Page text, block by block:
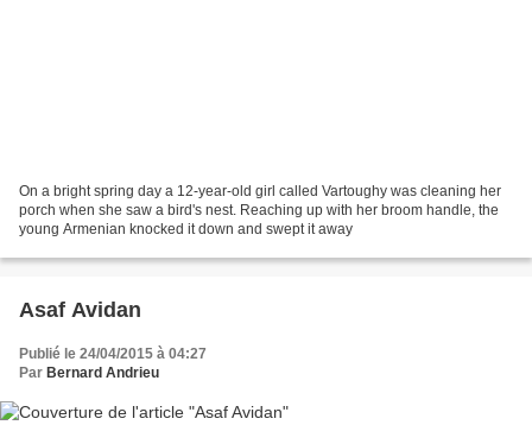
On a bright spring day a 12-year-old girl called Vartoughy was cleaning her
porch when she saw a bird's nest. Reaching up with her broom handle, the
young Armenian knocked it down and swept it away
Asaf Avidan
Publié le 24/04/2015 à 04:27
Par Bernard Andrieu